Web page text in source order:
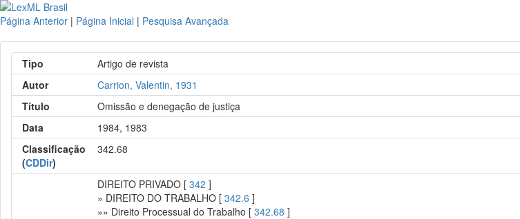
Página Anterior | Página Inicial | Pesquisa Avançada
Tipo
Artigo de revista
Autor
Carrion, Valentin, 1931
Título
Omissão e denegação de justiça
Data
1984, 1983
Classificação
(CDDir)
342.68
DIREITO PRIVADO [342 ]
» DIREITO DO TRABALHO [342.6 ]
»» Direito Processual do Trabalho [342.68 ]